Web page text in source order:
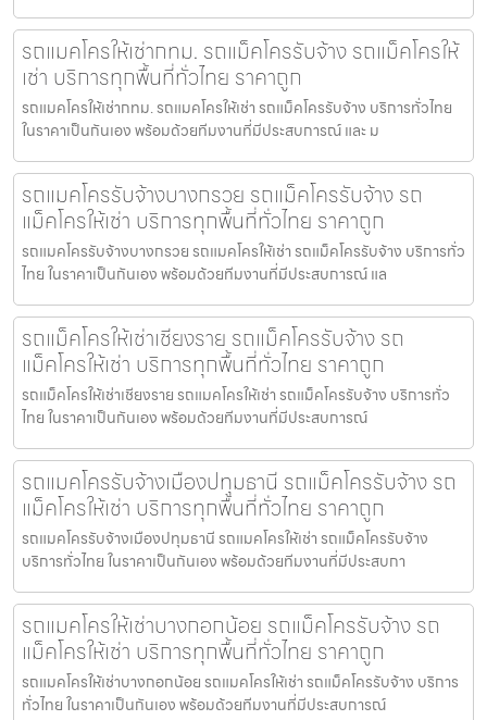
รถแมคโครให้เช่ากทม. รถแม็คโครรับจ้าง รถแม็คโครให้
เช่า บริการทุกพื้นที่ทั่วไทย ราคาถูก
รถแมคโครให้เช่ากทม. รถแมคโครให้เช่า รถแม็คโครรับจ้าง บริการทั่วไทย
ในราคาเป็นกันเอง พร้อมด้วยทีมงานที่มีประสบการณ์ และ ม
รถแมคโครรับจ้างบางกรวย รถแม็คโครรับจ้าง รถ
แม็คโครให้เช่า บริการทุกพื้นที่ทั่วไทย ราคาถูก
รถแมคโครรับจ้างบางกรวย รถแมคโครให้เช่า รถแม็คโครรับจ้าง บริการทั่ว
ไทย ในราคาเป็นกันเอง พร้อมด้วยทีมงานที่มีประสบการณ์ แล
รถแม็คโครให้เช่าเชียงราย รถแม็คโครรับจ้าง รถ
แม็คโครให้เช่า บริการทุกพื้นที่ทั่วไทย ราคาถูก
รถแม็คโครให้เช่าเชียงราย รถแมคโครให้เช่า รถแม็คโครรับจ้าง บริการทั่ว
ไทย ในราคาเป็นกันเอง พร้อมด้วยทีมงานที่มีประสบการณ์
รถแมคโครรับจ้างเมืองปทุมธานี รถแม็คโครรับจ้าง รถ
แม็คโครให้เช่า บริการทุกพื้นที่ทั่วไทย ราคาถูก
รถแมคโครรับจ้างเมืองปทุมธานี รถแมคโครให้เช่า รถแม็คโครรับจ้าง
บริการทั่วไทย ในราคาเป็นกันเอง พร้อมด้วยทีมงานที่มีประสบกา
รถแมคโครให้เช่าบางกอกน้อย รถแม็คโครรับจ้าง รถ
แม็คโครให้เช่า บริการทุกพื้นที่ทั่วไทย ราคาถูก
รถแมคโครให้เช่าบางกอกน้อย รถแมคโครให้เช่า รถแม็คโครรับจ้าง บริการ
ทั่วไทย ในราคาเป็นกันเอง พร้อมด้วยทีมงานที่มีประสบการณ์